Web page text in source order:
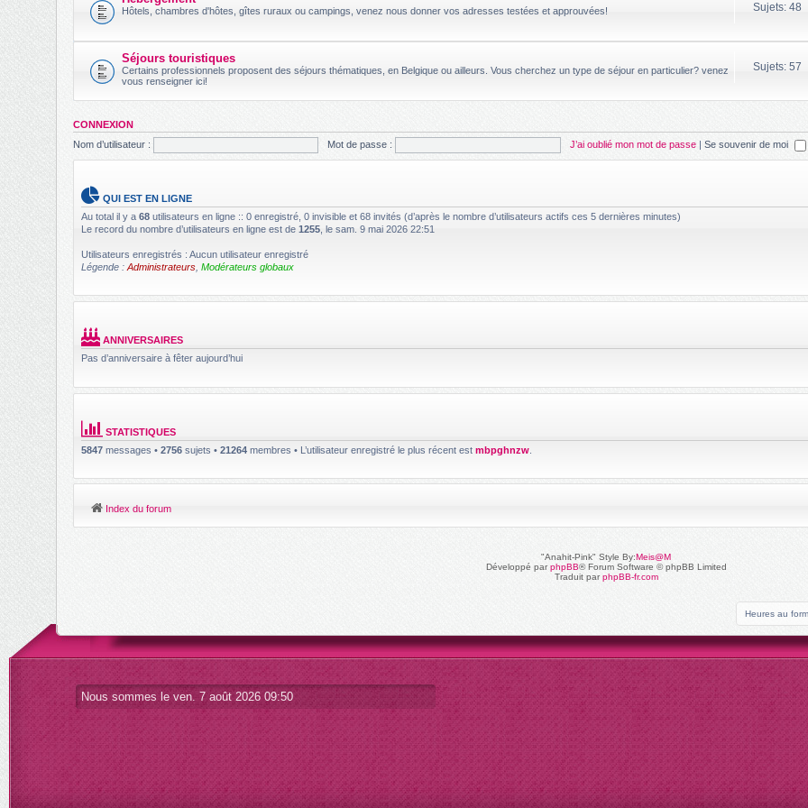
Hôtels, chambres d'hôtes, gîtes ruraux ou campings, venez nous donner vos adresses testées et approuvées! Sujets: 48
Séjours touristiques
Certains professionnels proposent des séjours thématiques, en Belgique ou ailleurs. Vous cherchez un type de séjour en particulier? venez
vous renseigner ici!
Sujets: 57
CONNEXION
Nom d’utilisateur :
Mot de passe : J’ai oublié mon mot de passe | Se souvenir de moi
QUI EST EN LIGNE
Au total il y a 68 utilisateurs en ligne :: 0 enregistré, 0 invisible et 68 invités (d’après le nombre d’utilisateurs actifs ces 5 dernières minutes)
Le record du nombre d’utilisateurs en ligne est de 1255 , le sam. 9 mai 2026 22:51
Utilisateurs enregistrés : Aucun utilisateur enregistré
Légende : Administrateurs Modérateurs globaux
ANNIVERSAIRES
Pas d’anniversaire à fêter aujourd’hui
STATISTIQUES
5847 messages • 2756 sujets • 21264 membres • L’utilisateur enregistré le plus récent est mbpghnzw
Index du forum
"Anahit-Pink" Style By:Meis@M
Développé par phpBB® Forum Software © phpBB Limited
Traduit par phpBB-fr.com
Heures au
Nous sommes le ven. 7 août 2026 09:50